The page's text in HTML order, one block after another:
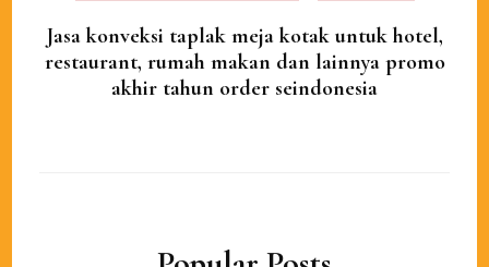
Jasa konveksi taplak meja kotak untuk hotel,
restaurant, rumah makan dan lainnya promo
akhir tahun order seindonesia